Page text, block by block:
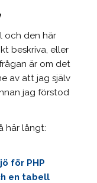
och den här
beskriva, eller
är om det
av att jag själv
jag förstod
här långt:
för PHP
en tabell